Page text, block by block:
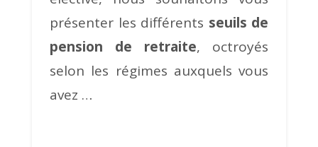
présenter les différents seuils de
pension de retraite, octroyés
selon les régimes auxquels vous
avez …